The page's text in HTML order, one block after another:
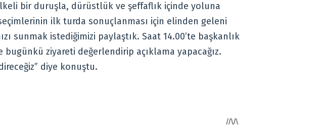
bir duruşla, dürüstlük ve şeffaflık içinde yoluna
ilk turda sonuçlanması için elinden geleni
sunmak istediğimizi paylaştık. Saat 14.00’te başkanlık
ziyareti değerlendirip açıklama yapacağız.
diye konuştu.